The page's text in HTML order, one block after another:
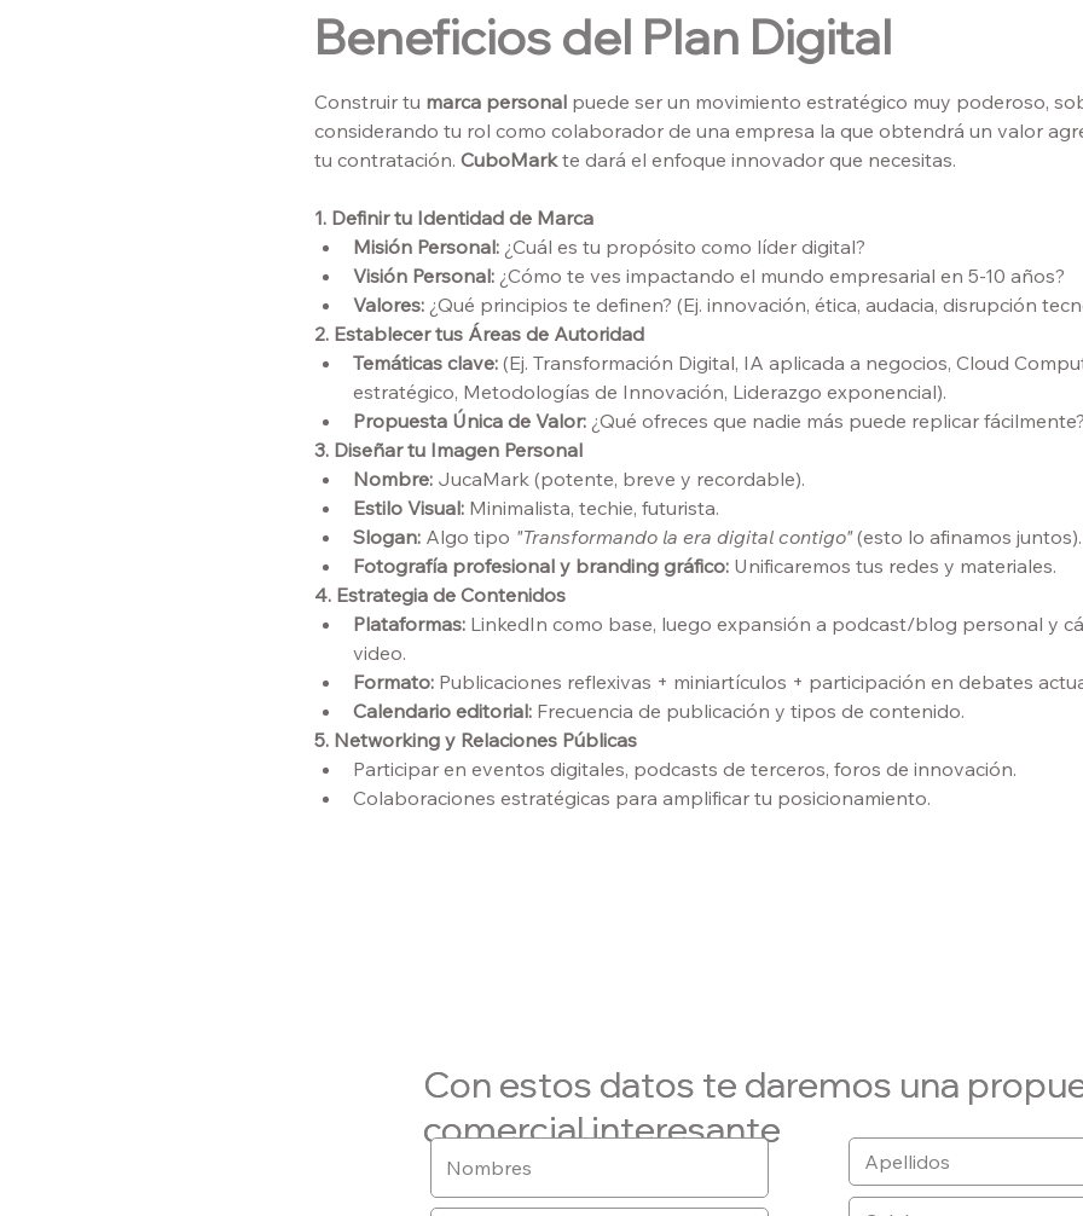
Beneficios del Plan Digital
Construir tu marca personal puede ser un movimiento estratégico muy poderoso,
considerando tu rol como colaborador de una empresa la que obtendrá un valor
tu contratación. CuboMark te dará el enfoque innovador que necesitas.
1. Definir tu Identidad de Marca
Misión Personal: ¿Cuál es tu propósito como líder digital?
Visión Personal: ¿Cómo te ves impactando el mundo empresarial en 5-10 años?
Valores: ¿Qué principios te definen? (Ej. innovación, ética, audacia, disrupción
2. Establecer tus Áreas de Autoridad
Temáticas clave: (Ej. Transformación Digital, IA aplicada a negocios, Cloud
estratégico, Metodologías de Innovación, Liderazgo exponencial).
Propuesta Única de Valor: ¿Qué ofreces que nadie más puede replicar fácilmente?
3. Diseñar tu Imagen Personal
Nombre: JucaMark (potente, breve y recordable).
Estilo Visual: Minimalista, techie, futurista.
Slogan: Algo tipo "Transformando la era digital contigo" (esto lo afinamos juntos).
Fotografía profesional y branding gráfico: Unificaremos tus redes y materiales.
4. Estrategia de Contenidos
Plataformas: LinkedIn como base, luego expansión a podcast/blog personal y
video.
Formato: Publicaciones reflexivas + miniartículos + participación en debates
Calendario editorial: Frecuencia de publicación y tipos de contenido.
5. Networking y Relaciones Públicas
Participar en eventos digitales, podcasts de terceros, foros de innovación.
Colaboraciones estratégicas para amplificar tu posicionamiento.
Con estos datos te daremos una
comercial interesante
Con estos datos te daremos una
comercial interesante